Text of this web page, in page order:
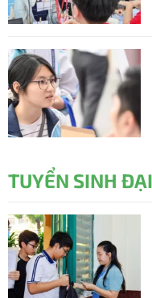
TUYỂN SINH